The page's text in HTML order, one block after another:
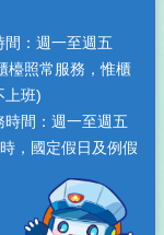
：週一至週五
檯照常服務，惟櫃
上班)
間：週一至週五
，國定假日及例假